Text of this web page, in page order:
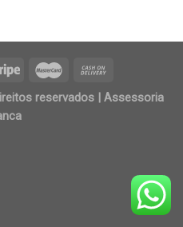
reservados | Assessoria